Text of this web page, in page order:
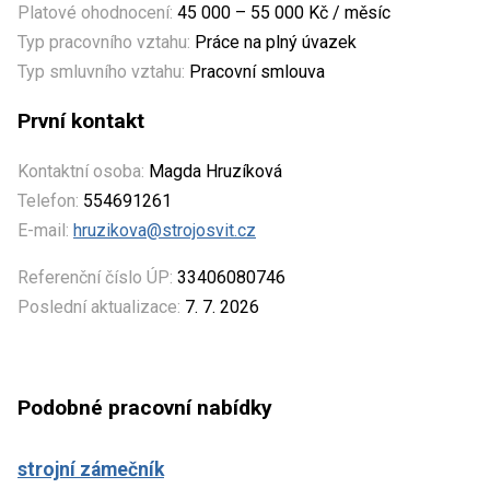
Platové ohodnocení: 45 000 – 55 000 Kč / měsíc
Typ pracovního vztahu: Práce na plný úvazek
Typ smluvního vztahu: Pracovní smlouva
První kontakt
Kontaktní osoba: Magda Hruzíková
Telefon: 554691261
E-mail: hruzikova@strojosvit.cz
Referenční číslo ÚP: 33406080746
Poslední aktualizace: 7. 7. 2026
Podobné pracovní nabídky
strojní zámečník